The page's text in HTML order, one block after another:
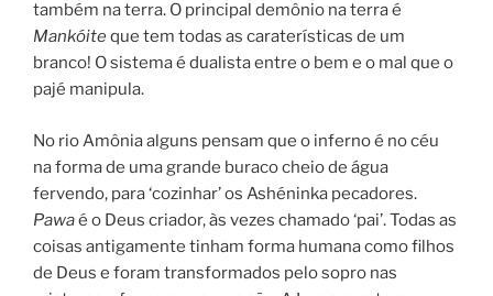
também na terra. O principal demônio na terra é
Mankóiteque tem todas as caraterísticas de um
branco! O sistema é dualista entre o bem e o mal que o
pajé manipula.
No rio Amônia alguns pensam que o inferno é no céu
na forma de uma grande buraco cheio de água
fervendo, para ‘cozinhar’ os Ashéninka pecadores.
Pawaé o Deus criador, às vezes chamado ‘pai’. Todas as
coisas antigamente tinham forma humana como filhos
de Deus e foram transformados pelo sopro nas